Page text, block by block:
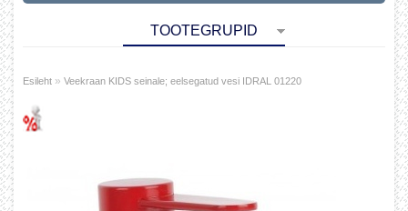
TOOTEGRUPID
Esileht » Veekraan KIDS seinale; eelsegatud vesi IDRAL 01220